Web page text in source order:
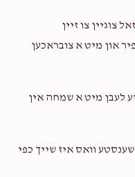
צוגיין צו זיין
און מיט א צובראכען
לעבן מיט א שמחה אין
וואס איז שייך כפי